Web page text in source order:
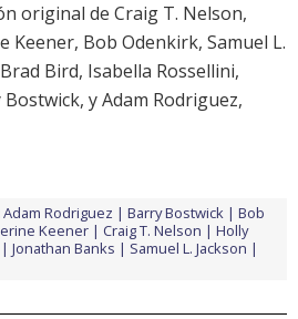
original de Craig T. Nelson,
Keener, Bob Odenkirk, Samuel L.
Brad Bird, Isabella Rossellini,
Bostwick, yAdam Rodriguez,
Adam Rodriguez Barry Bostwick
Bob
Keener Craig T. Nelson
Holly
Jonathan Banks
Samuel L. Jackson